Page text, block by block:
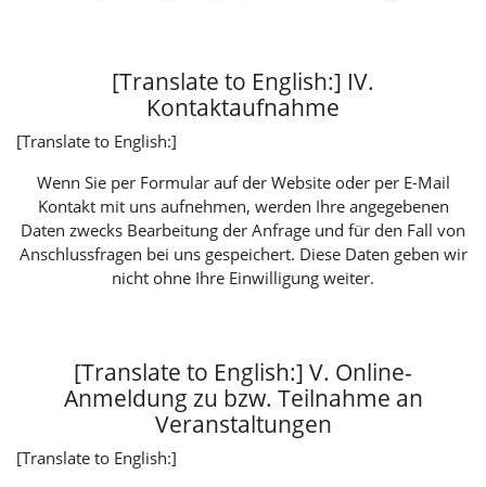
[Translate to English:] IV.
Kontaktaufnahme
[Translate to English:]
Wenn Sie per Formular auf der Website oder per E-Mail
Kontakt mit uns aufnehmen, werden Ihre angegebenen
Daten zwecks Bearbeitung der Anfrage und für den Fall von
Anschlussfragen bei uns gespeichert. Diese Daten geben wir
nicht ohne Ihre Einwilligung weiter.
[Translate to English:] V. Online-
Anmeldung zu bzw. Teilnahme an
Veranstaltungen
[Translate to English:]